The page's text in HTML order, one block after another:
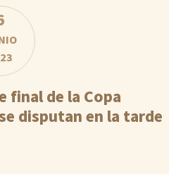
final de la Copa
disputan en la tarde